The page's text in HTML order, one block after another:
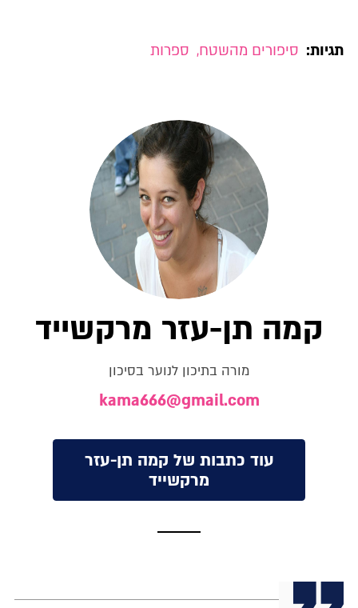
תגיות: סיפורים מהשטח, ספרות
קמה תן-עזר מרקשייד
מורה בתיכון לנוער בסיכון
kama666@gmail.com
עוד כתבות של קמה תן-עזר
מרקשייד